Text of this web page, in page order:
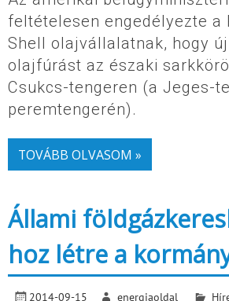
feltételesen engedélyezte a
Shell olajvállalatnak, hogy
olajfúrást az északi
Csukcs-tengeren (a Jeges-
peremtengerén).
TOVÁBB OLVASOM »
Állami
hoz létre a
2014-09-15 energiaoldal